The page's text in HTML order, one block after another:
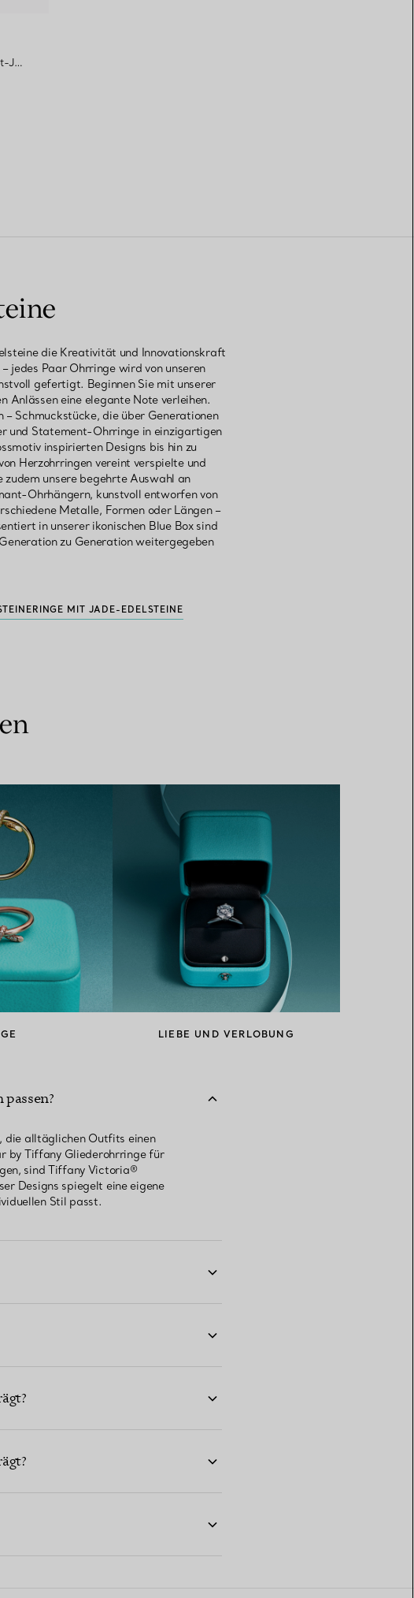
Bean design Ohrringe in Gelbgold mit grüner Nephrit-Jade
die Kreativität und Innovationskraft
jedes Paar Ohrringe wird von unseren
gefertigt. Beginnen Sie mit unserer
Anlässen eine elegante Note verleihen.
Schmuckstücke, die über Generationen
und Statement-Ohrringe in einzigartigen
inspirierten Designs bis hin zu
Herzohrringen vereint verspielte und
unsere begehrte Auswahl an
Ohrhängern, kunstvoll entworfen von
Metalle, Formen oder Längen –
in unserer ikonischen Blue Box sind
zu Generation weitergegeben
RINGE MIT JADE-EDELSTEINE
LIEBE UND VERLOBUNG
die alltäglichen Outfits einen
by Tiffany Gliederohrringe für
sind Tiffany Victoria®
Designs spiegelt eine eigene
Stil passt.